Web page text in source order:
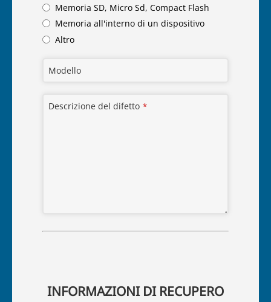
Memoria SD, Micro Sd, Compact Flash
Memoria all'interno di un dispositivo
Altro
Modello
Descrizione del difetto *
INFORMAZIONI DI RECUPERO